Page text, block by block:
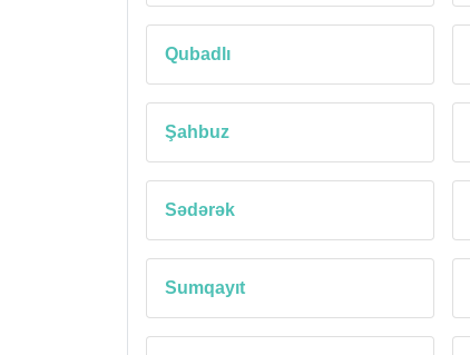
Qubadlı
Şahbuz
Sədərək
Sumqayıt